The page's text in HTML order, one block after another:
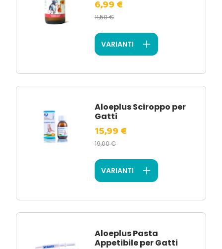
6,99 €
11,50 €
VARIANTI
Aloeplus Sciroppo per
Gatti
15,99 €
19,00 €
VARIANTI
Aloeplus Pasta
Appetibile per Gatti